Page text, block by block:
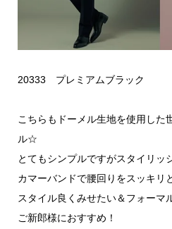
20333 プレミアムブラック
こちらもドーメル生地を使用した
ル☆
とてもシンプルですがスタイリッ
カマーバンドで腰回りをスッキリ
スタイル良くみせたい＆フォーマ
ご新郎様におすすめ！